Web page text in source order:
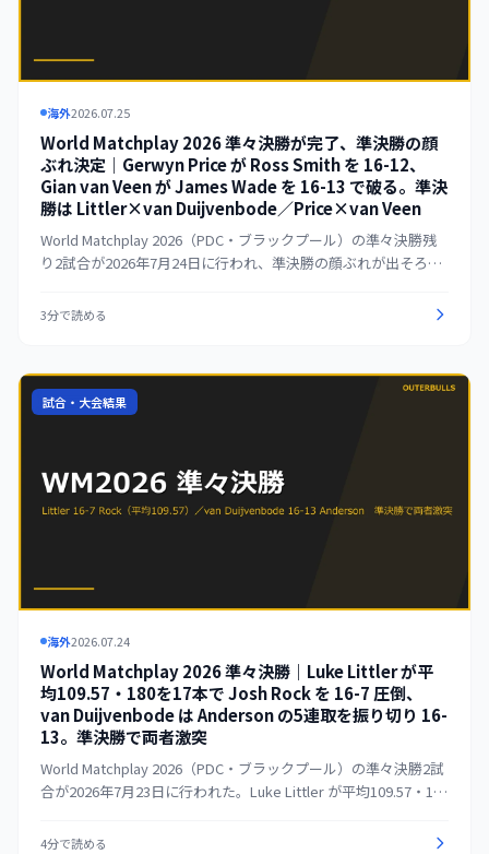
海外2026.07.25
World Matchplay 2026 準々決勝が完了、準決勝の顔
ぶれ決定｜Gerwyn Price が Ross Smith を 16-12、
Gian van Veen が James Wade を 16-13 で破る。準決
勝は Littler×van Duijvenbode／Price×van Veen
World Matchplay 2026（PDC・ブラックプール）の準々決勝残
り2試合が2026年7月24日に行われ、準決勝の顔ぶれが出そろっ
James Wade を 16-13 で破り、ともにベスト4入り。これにより
は33レッグ制（先取17）で行われる。
3分で読める
試合・大会結果
海外2026.07.24
World Matchplay 2026 準々決勝｜Luke Littler が平
均109.57・180を17本で Josh Rock を 16-7 圧倒、
van Duijvenbode は Anderson の5連取を振り切り 16-
13。準決勝で両者激突
World Matchplay 2026（PDC・ブラックプール）の準々決勝2試
合が2026年7月23日に行われた。Luke Littler が平均109.57・180
Duijvenbode は 15-8 から5レッグを連取した Gary Anderson の
4分で読める